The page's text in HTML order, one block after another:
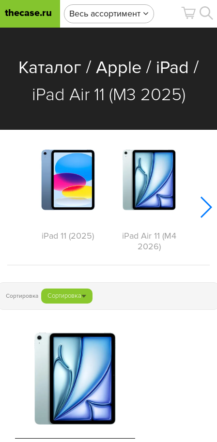
thecase.ru Весь ассортимент
Каталог / Apple / iPad /
iPad Air 11 (M3 2025)
iPad 11 (2025)
iPad Air 11 (M4
2026)
Сортировка Сортировка